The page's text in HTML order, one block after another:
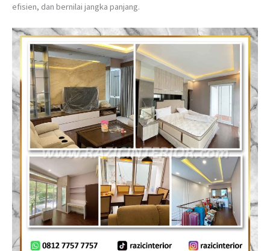
efisien, dan bernilai jangka panjang.